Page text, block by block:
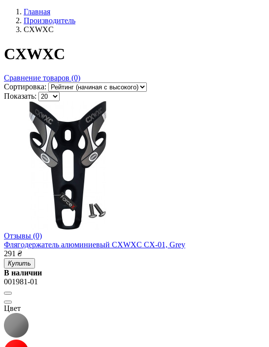
Главная
Производитель
CXWXC
CXWXC
Сравнение товаров (0)
Сортировка:
Показать:
Отзывы (0)
Флягодержатель алюминиевый CXWXC CX-01, Grey
291 ₴
Купить
В наличии
001981-01
Цвет